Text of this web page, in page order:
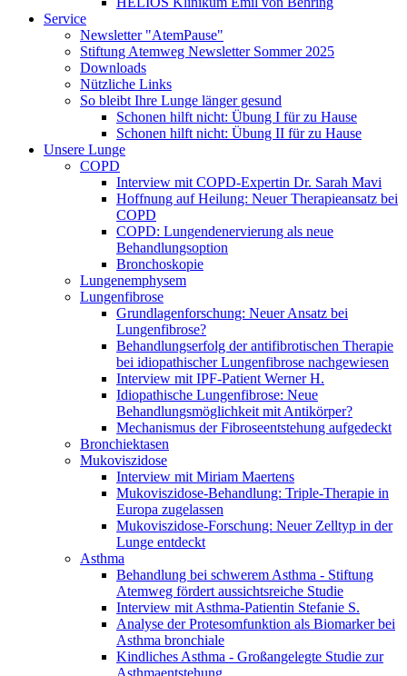
Service
Newsletter "AtemPause"
Stiftung Atemweg Newsletter Sommer 2025
Downloads
Nützliche Links
So bleibt Ihre Lunge länger gesund
Schonen hilft nicht: Übung I für zu Hause
Schonen hilft nicht: Übung II für zu Hause
Unsere Lunge
COPD
Interview mit COPD-Expertin Dr. Sarah Mavi
Hoffnung auf Heilung: Neuer Therapieansatz bei
COPD
COPD: Lungendenervierung als neue
Behandlungsoption
Bronchoskopie
Lungenemphysem
Lungenfibrose
Grundlagenforschung: Neuer Ansatz bei
Lungenfibrose?
Behandlungserfolg der antifibrotischen Therapie
bei idiopathischer Lungenfibrose nachgewiesen
Interview mit IPF-Patient Werner H.
Idiopathische Lungenfibrose: Neue
Behandlungsmöglichkeit mit Antikörper?
Mechanismus der Fibroseentstehung aufgedeckt
Bronchiektasen
Mukoviszidose
Interview mit Miriam Maertens
Mukoviszidose-Behandlung: Triple-Therapie in
Europa zugelassen
Mukoviszidose-Forschung: Neuer Zelltyp in der
Lunge entdeckt
Asthma
Behandlung bei schwerem Asthma - Stiftung
Atemweg fördert aussichtsreiche Studie
Interview mit Asthma-Patientin Stefanie S.
Analyse der Protesomfunktion als Biomarker bei
Asthma bronchiale
Kindliches Asthma - Großangelegte Studie zur
Asthmaentstehung